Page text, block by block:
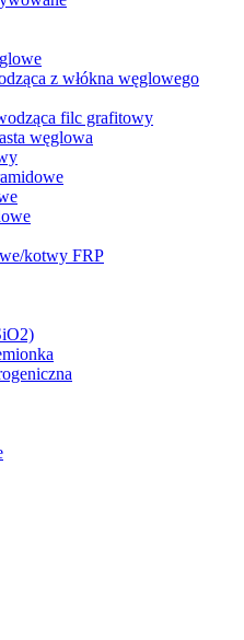
z włókna węglowego
filc grafitowy
węglowa
kotwy FRP